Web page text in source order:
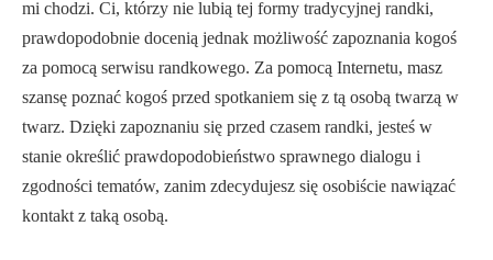
mi chodzi. Ci, którzy nie lubią tej formy tradycyjnej randki,
prawdopodobnie docenią jednak możliwość zapoznania kogoś
za pomocą serwisu randkowego. Za pomocą Internetu, masz
szansę poznać kogoś przed spotkaniem się z tą osobą twarzą w
twarz. Dzięki zapoznaniu się przed czasem randki, jesteś w
stanie określić prawdopodobieństwo sprawnego dialogu i
zgodności tematów, zanim zdecydujesz się osobiście nawiązać
kontakt z taką osobą.